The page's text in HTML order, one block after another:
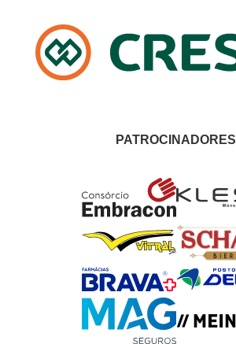
PATROCINADORES